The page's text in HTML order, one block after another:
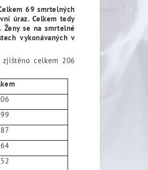
69 smrtelných
úraz. Celkem tedy
se na smrtelné
vykonávaných v
celkem 206